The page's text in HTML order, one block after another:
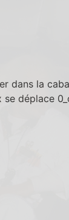
dans la
déplace